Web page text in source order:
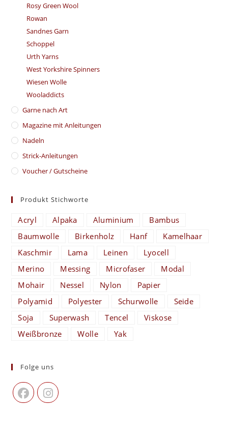
Rosy Green Wool
Rowan
Sandnes Garn
Schoppel
Urth Yarns
West Yorkshire Spinners
Wiesen Wolle
Wooladdicts
Garne nach Art
Magazine mit Anleitungen
Nadeln
Strick-Anleitungen
Voucher / Gutscheine
Produkt Stichworte
Acryl Alpaka Aluminium
Bambus
Baumwolle
Birkenholz Hanf
Kamelhaar
Kaschmir
Lama Leinen
Lyocell
Merino
Messing Microfaser
Modal
Mohair
Nessel Nylon
Papier
Polyamid
Polyester Schurwolle
Seide
Soja
Superwash Tencel
Viskose
Weißbronze
Wolle Yak
Folge uns